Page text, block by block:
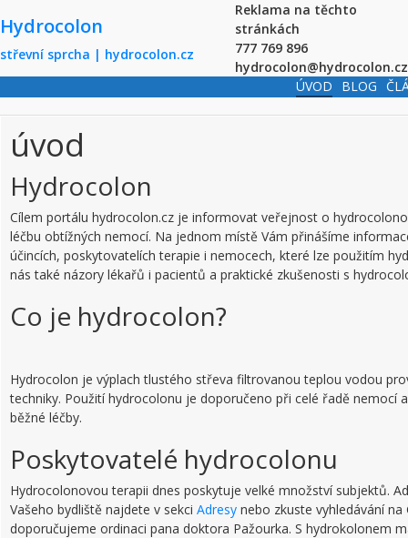
Hydrocolon
střevní sprcha | hydrocolon.cz
Reklama na těchto
stránkách
777 769 896
hydrocolon@hydrocolon.cz
ÚVOD
BLOG
úvod
Hydrocolon
Cílem portálu hydrocolon.cz je informovat veřejnost o
léčbu obtížných nemocí. Na jednom místě Vám přinášíme
účincích, poskytovatelích terapie i nemocech, které lze použitím
nás také názory lékařů i pacientů a praktické zkušenosti s
Co je hydrocolon?
Hydrocolon je výplach tlustého střeva filtrovanou teplou vodou
techniky. Použití hydrocolonu je doporučeno při celé řadě nemocí
běžné léčby.
Poskytovatelé hydrocolonu
Hydrocolonovou terapii dnes poskytuje velké množství subjektů.
Vašeho bydliště najdete v sekci Adresy nebo zkuste vyhledávání na
doporučujeme ordinaci pana doktora Pažourka. S hydrokolonem